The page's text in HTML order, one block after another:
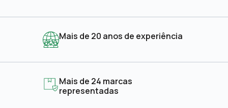
Mais de 20 anos de experiência
Mais de 24 marcas
representadas